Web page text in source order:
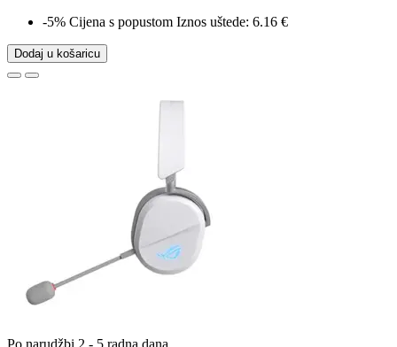
-5% Cijena s popustom Iznos uštede: 6.16 €
Dodaj u košaricu
Po narudžbi 2 - 5 radna dana